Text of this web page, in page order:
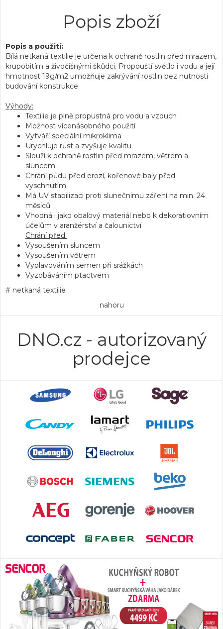
Popis zboží
Popis a použití:
Bílá netkaná textilie je určena k ochraně rostlin před mrazem,
krupobitím a živočišnými škůdci. Propouští světlo i vodu a její
hmotnost 19g/m2 umožňuje zakrývání rostlin bez nutnosti
budování konstrukce.
Výhody:
Textilie je plně propustná pro vodu a vzduch
Možnost vícenásobného použití
Vytváří speciální mikroklima
Urychluje růst a zvyšuje kvalitu
Slouží k ochraně rostlin před mrazem, větrem a
sluncem.
Chrání půdu před erozí, kořenové baly před
vyschnutím.
Má UV stabilizaci proti slunečnímu záření na min. 24
měsíců
Vhodná i jako obalový materiál nebo k dekoratiovním
účelům v aranžérství a čalounictví
Chrání před:
Vysoušením sluncem
Vysoušením větrem
Vyplavováním semen při srážkách
Vyzobáváním ptactvem
# netkaná textilie
nahoru
DNO.cz - autorizovaný
prodejce